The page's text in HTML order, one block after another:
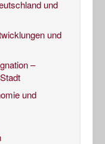
und
und
–
und